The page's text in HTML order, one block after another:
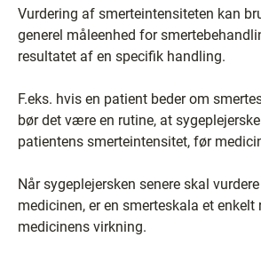
Vurdering af smerteintensiteten kan
generel måleenhed for
resultatet af en specifik handling.
F.eks. hvis en patient beder om
bør det være en rutine, at
patientens smerteintensitet, før
Når sygeplejersken senere skal
medicinen, er en smerteskala et
medicinens virkning.